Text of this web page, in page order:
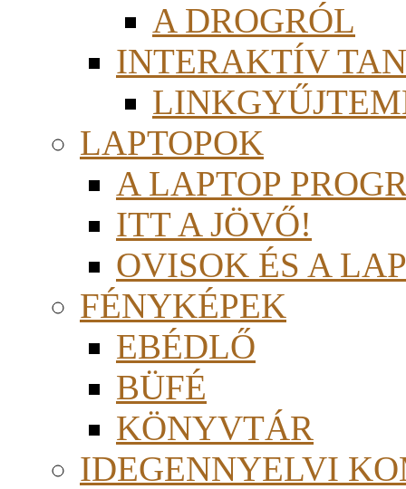
A DROGRÓL
INTERAKTÍV
LAPTOPOK
A LAPTOP
ITT A JÖVŐ!
OVISOK ÉS A
FÉNYKÉPEK
EBÉDLŐ
BÜFÉ
KÖNYVTÁR
IDEGENNYELVI